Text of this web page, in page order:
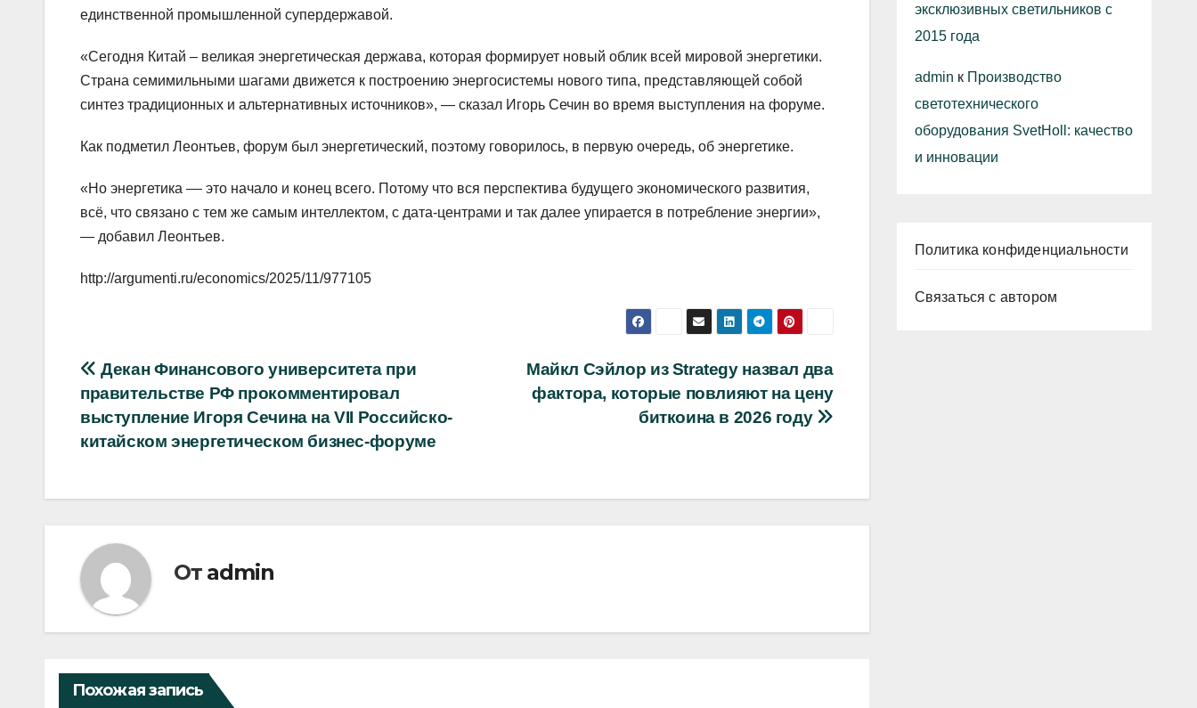
единственной промышленной супердержавой.
«Сегодня Китай – великая энергетическая держава, которая формирует новый облик всей мировой энергетики.
Страна семимильными шагами движется к построению энергосистемы нового типа, представляющей собой
синтез традиционных и альтернативных источников», — сказал Игорь Сечин во время выступления на форуме.
Как подметил Леонтьев, форум был энергетический, поэтому говорилось, в первую очередь, об энергетике.
«Но энергетика –– это начало и конец всего. Потому что вся перспектива будущего экономического развития,
всё, что связано с тем же самым интеллектом, с дата-центрами и так далее упирается в потребление энергии»,
— добавил Леонтьев.
http://argumenti.ru/economics/2025/11/977105
Навигация
по
записям
Майкл Сэйлор из Strategy назвал два
фактора, которые повлияют на цену
биткоина в 2026 году
Декан Финансового университета при
правительстве РФ прокомментировал
выступление Игоря Сечина на VII Российско-
китайском энергетическом бизнес-форуме
От admin
Похожая запись
эксклюзивных светильников с
2015 года
admin к Производство
светотехнического
оборудования SvetHoll: качество
и инновации
Политика конфиденциальности
Связаться с автором